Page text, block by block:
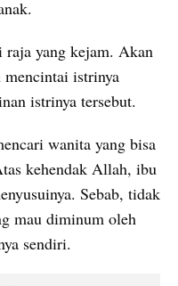
raja yang kejam. Akan
mencintai istrinya
istrinya tersebut.
wanita yang bisa
kehendak Allah, ibu
Sebab, tidak
mau diminum oleh
sendiri.